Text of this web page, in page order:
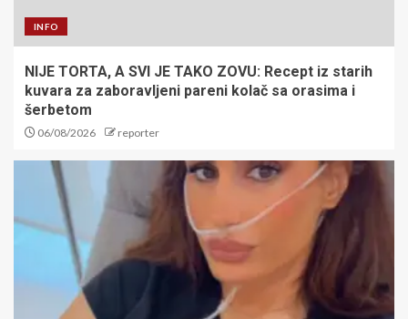
INFO
NIJE TORTA, A SVI JE TAKO ZOVU: Recept iz starih
kuvara za zaboravljeni pareni kolač sa orasima i
šerbetom
06/08/2026 reporter